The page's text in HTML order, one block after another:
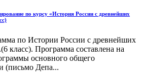
по курсу «История России с древнейших
по Истории России с древнейших
класс). Программа составлена на
основного общего
(письмо Депа...